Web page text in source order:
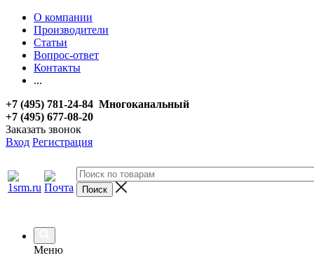
О компании
Производители
Статьи
Вопрос-ответ
Контакты
...
+7 (495) 781-24-84 Многоканальный
+7 (495) 677-08-20
Заказать звонок
Вход Регистрация
Меню